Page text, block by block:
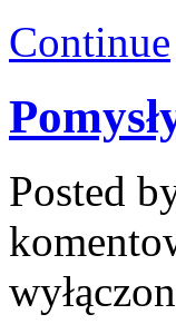
Continue
Posted